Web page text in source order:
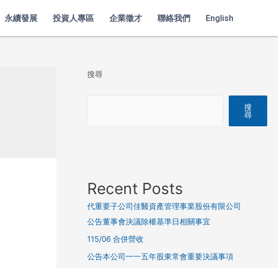
永續發展 投資人專區 企業徵才 聯絡我們 English
搜尋
搜
尋
Recent Posts
代重要子公司佳醫資產管理事業股份有限公司
公告董事會決議除權基準日相關事宜
115/06 合併營收
公告本公司一一五年股東常會重要決議事項